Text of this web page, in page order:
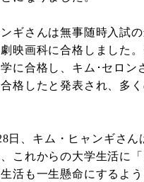
ギさんは無事随時入試の
映画科に合格しました
に合格し、キム･セロン
格したと発表され、多
日、キム・ヒャンギさん
これからの大学生活に
活も一生懸命にするよ